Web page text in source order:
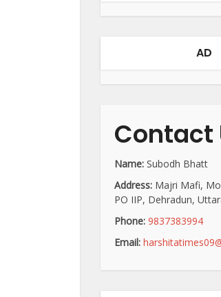
AD
Contact
Name: Subodh Bhatt
Address: Majri Mafi,
PO IIP, Dehradun,
Phone: 9837383994
Email: